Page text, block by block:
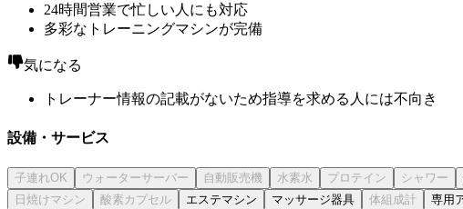
24時間営業で忙しい人にも対応
多彩なトレーニングマシンが完備
気になる
トレーナー情報の記載がないため指導を求める人には不向き
設備・サービス
エステマシン
マッサージ器具 専用